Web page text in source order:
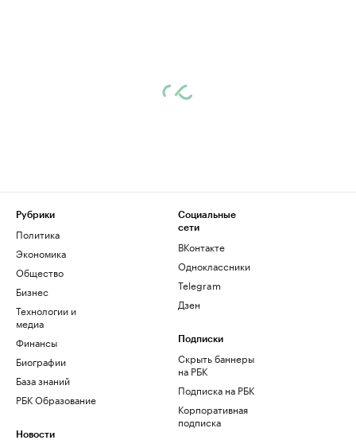
Рубрики
Политика
Экономика
Общество
Бизнес
Технологии и
медиа
Финансы
Биографии
База знаний
РБК Образование
Новости
Социальные
сети
ВКонтакте
Одноклассники
Telegram
Дзен
Подписки
Скрыть баннеры
на РБК
Подписка на РБК
Корпоративная
подписка